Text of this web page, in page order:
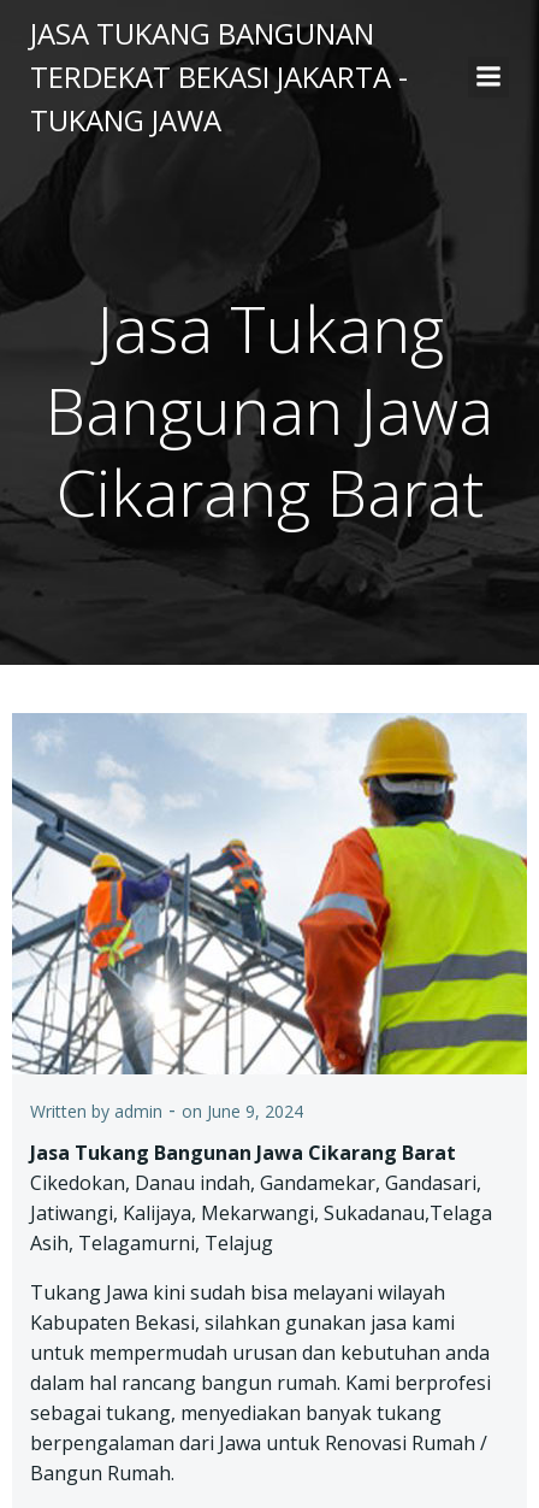
to
content
JASA TUKANG BANGUNAN
TERDEKAT BEKASI JAKARTA -
TUKANG JAWA
Jasa Tukang
Bangunan Jawa
Cikarang Barat
Written by admin - on June 9, 2024
Jasa Tukang Bangunan Jawa Cikarang Barat
Cikedokan, Danau indah, Gandamekar, Gandasari,
Jatiwangi, Kalijaya, Mekarwangi, Sukadanau,Telaga
Asih, Telagamurni, Telajug
Tukang Jawa kini sudah bisa melayani wilayah
Kabupaten Bekasi, silahkan gunakan jasa kami
untuk mempermudah urusan dan kebutuhan anda
dalam hal rancang bangun rumah. Kami berprofesi
sebagai tukang, menyediakan banyak tukang
berpengalaman dari Jawa untuk Renovasi Rumah /
Bangun Rumah.